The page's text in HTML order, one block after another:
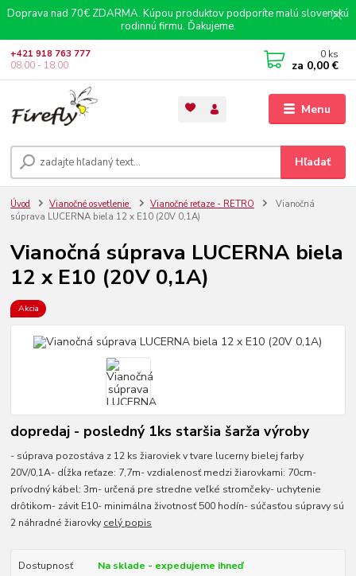
Doprava nad 70€ ZDARMA. Kúpou produktov podporíte malú slovenskú
rodinnú firmu. Ďakujeme.
Menu
Hľadať
+421 918 763 777
08.00 - 18.00
0 ks
za 0,00 €
Úvod Vianočné osvetlenie Vianočné reťaze - RETRO
Vianočná
súprava LUCERNA biela 12 x E10 (20V 0,1A)
Vianočná súprava LUCERNA biela
12 x E10 (20V 0,1A)
Akcia
dopredaj - posledný 1ks staršia šarža výroby
- súprava pozostáva z 12 ks žiaroviek v tvare lucerny bielej farby
20V/0,1A- dĺžka reťaze: 7,7m- vzdialenosť medzi žiarovkami: 70cm-
prívodný kábel: 3m- určená pre stredne veľké stromčeky- uchytenie
drôtikom- závit E10- minimálna životnosť 500 hodín- súčasťou súpravy sú
2 náhradné žiarovky celý popis
Dostupnosť
Na sklade - expedujeme ihneď